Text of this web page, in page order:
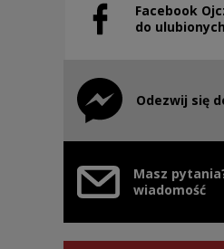
Facebook
do ulubionych
Note, the link will
Odezwij się
Note, the link will
Masz
wiadomość